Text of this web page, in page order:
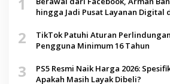
1
hingga Jadi Pusat Layanan Digital
2
TikTok Patuhi Aturan
Pengguna Minimum 16 Tahun
3
PS5 Resmi Naik Harga 2026:
Apakah Masih Layak Dibeli?